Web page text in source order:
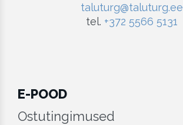
taluturg@taluturg.ee
tel. +372 5566 5131
E-POOD
Ostutingimused